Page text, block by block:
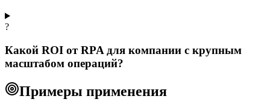
?
Какой ROI от RPA для компании с крупным
масштабом операций?
Примеры применения